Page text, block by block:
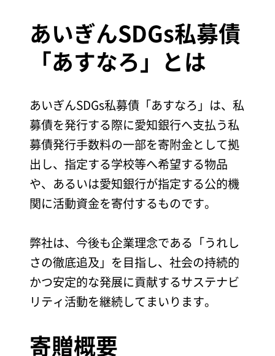
あいぎんSDGs私募債
「あすなろ」とは
あいぎんSDGs私募債「あすなろ」は、私
募債を発行する際に愛知銀行へ支払う私
募債発行手数料の一部を寄附金として拠
出し、指定する学校等へ希望する物品
や、あるいは愛知銀行が指定する公的機
関に活動資金を寄付するものです。
弊社は、今後も企業理念である「うれし
さの徹底追及」を目指し、社会の持続的
かつ安定的な発展に貢献するサステナビ
リティ活動を継続してまいります。
寄贈概要